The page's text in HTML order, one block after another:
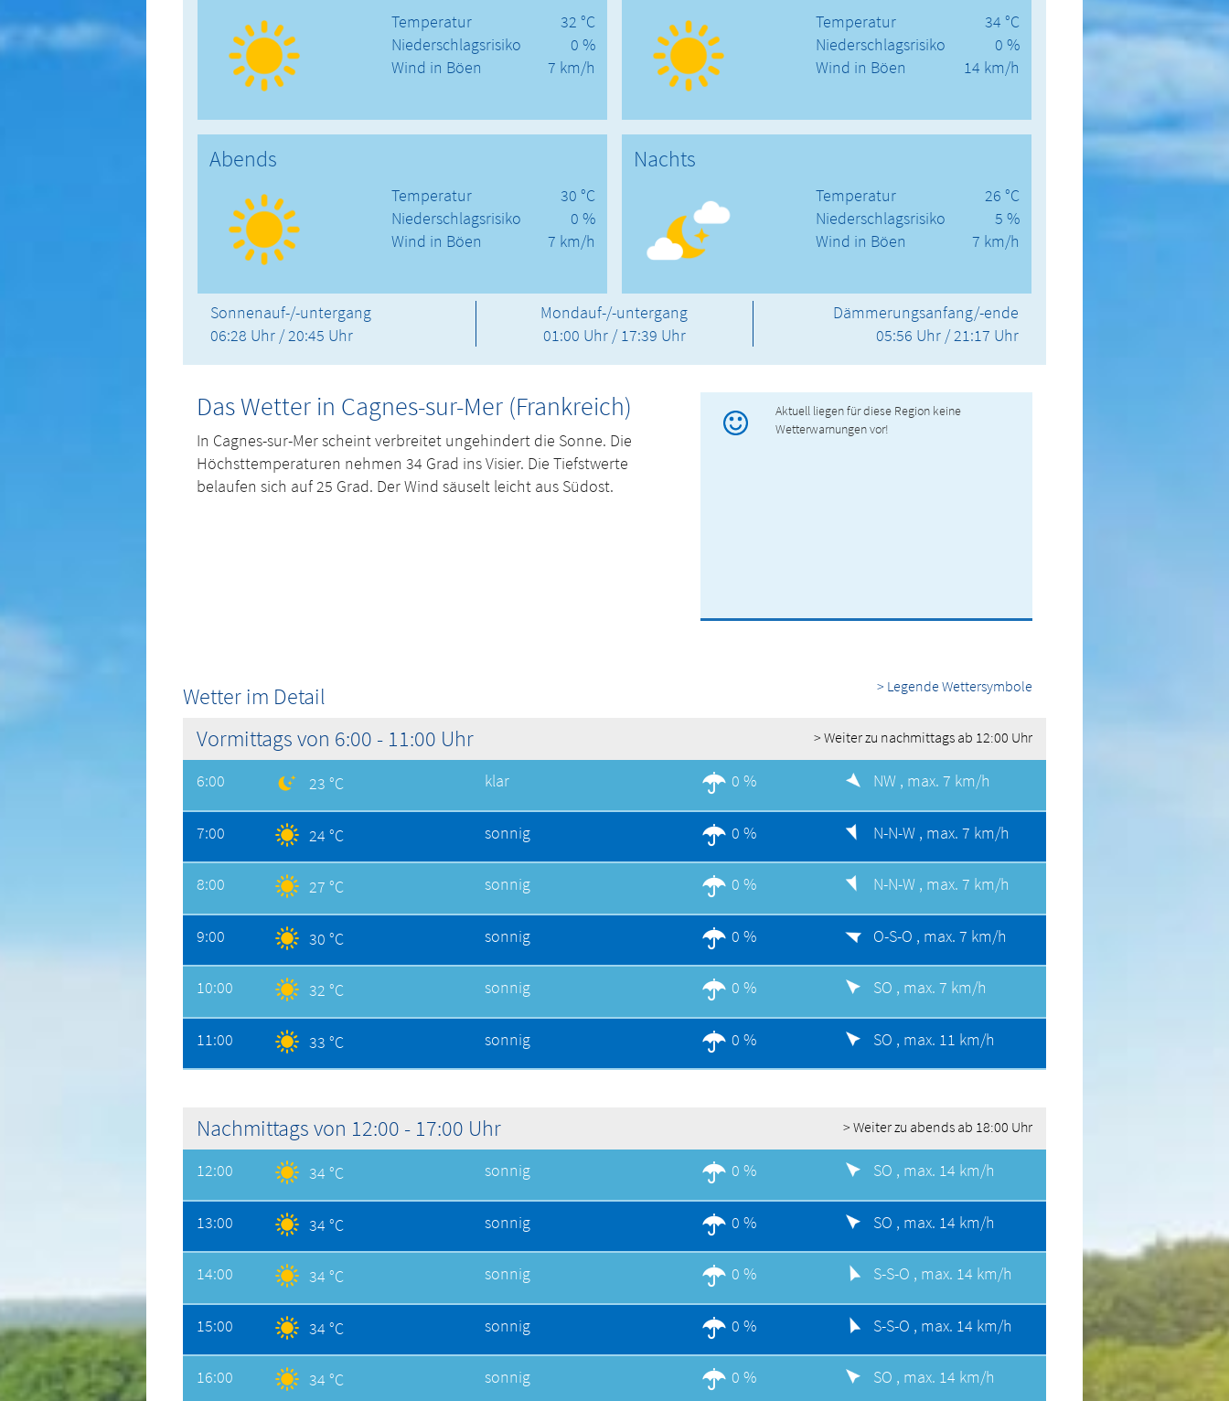
Temperatur
Niederschlagsrisiko
Wind in Böen
32 °C
0 %
7 km/h
Temperatur
Niederschlagsrisiko
Wind in Böen
34 °C
0 %
14 km/h
Abends
Temperatur
Niederschlagsrisiko
Wind in Böen
30 °C
0 %
7 km/h
Nachts
Temperatur
Niederschlagsrisiko
Wind in Böen
26 °C
5 %
7 km/h
Sonnenauf-/-untergang
06:28 Uhr / 20:45 Uhr
Mondauf-/-untergang
01:00 Uhr / 17:39 Uhr
Dämmerungsanfang/-ende
05:56 Uhr / 21:17 Uhr
Das Wetter in Cagnes-sur-Mer (Frankreich)
In Cagnes-sur-Mer scheint verbreitet ungehindert die Sonne. Die
Höchsttemperaturen nehmen 34 Grad ins Visier. Die Tiefstwerte
belaufen sich auf 25 Grad. Der Wind säuselt leicht aus Südost.
Aktuell liegen für diese Region keine
Wetterwarnungen vor!
Wetter im Detail > Legende Wettersymbole
Vormittags von 6:00 - 11:00 Uhr > Weiter zu nachmittags ab 12:00 Uhr
6:00 23 °C klar 0 % NW , max. 7 km/h
7:00 24 °C sonnig 0 % N-N-W , max. 7 km/h
8:00 27 °C sonnig 0 % N-N-W , max. 7 km/h
9:00 30 °C sonnig 0 % O-S-O , max. 7 km/h
10:00 32 °C sonnig 0 % SO , max. 7 km/h
11:00 33 °C sonnig 0 % SO , max. 11 km/h
Nachmittags von 12:00 - 17:00 Uhr > Weiter zu abends ab 18:00 Uhr
12:00 34 °C sonnig 0 % SO , max. 14 km/h
13:00 34 °C sonnig 0 % SO , max. 14 km/h
14:00 34 °C sonnig 0 % S-S-O , max. 14 km/h
15:00 34 °C sonnig 0 % S-S-O , max. 14 km/h
16:00 34 °C sonnig 0 % SO , max. 14 km/h